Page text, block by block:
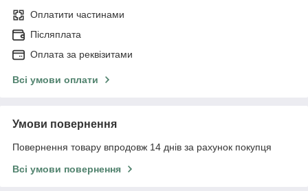
Оплатити частинами
Післяплата
Оплата за реквізитами
Всі умови оплати
Умови повернення
Повернення товару впродовж 14 днів за рахунок покупця
Всі умови повернення